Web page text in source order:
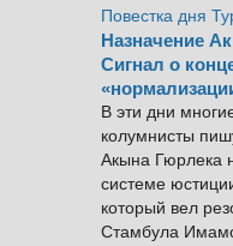
Повестка дня
Назначение
Сигнал о
В эти дни
колумнисты
Акына Гюрлека
системе
который вел
Стамбула